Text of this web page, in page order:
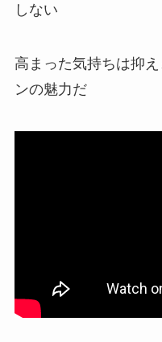
しない
高まった気持ちは抑
ンの魅力だ